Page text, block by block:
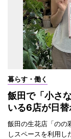
暮らす・働く
飯田で「小さ
いる6店が日
飯田の生花店「のの
しスペースを利用し